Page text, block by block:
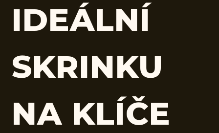
IDEÁLNÍ
SKRINKU
NA KLÍČE